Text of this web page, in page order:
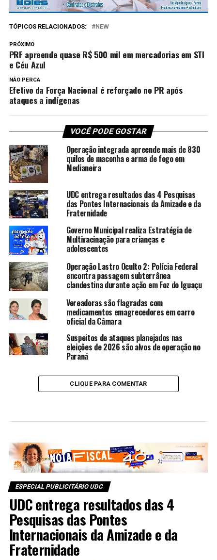
TÓPICOS RELACIONADOS: NEW
PRÓXIMO
PRF apreende quase R$ 500 mil em mercadorias em STI
e Céu Azul
NÃO PERCA
Efetivo da Força Nacional é reforçado no PR após
ataques a indígenas
VOCÊ PODE GOSTAR
Operação integrada apreende mais de 830
quilos de maconha e arma de fogo em
Medianeira
UDC entrega resultados das 4 Pesquisas
das Pontes Internacionais da Amizade e da
Fraternidade
Governo Municipal realiza Estratégia de
Multivacinação para crianças e
adolescentes
Operação Lastro Oculto 2: Polícia Federal
encontra passagem subterrânea
clandestina durante ação em Foz do Iguaçu
Vereadoras são flagradas com
medicamentos emagrecedores em carro
oficial da Câmara
Suspeitos de ataques planejados nas
eleições de 2026 são alvos de operação no
Paraná
CLIQUE PARA COMENTAR
ESPECIAL PUBLICITÁRIO UDC
UDC entrega resultados das 4
Pesquisas das Pontes
Internacionais da Amizade e da
Fraternidade